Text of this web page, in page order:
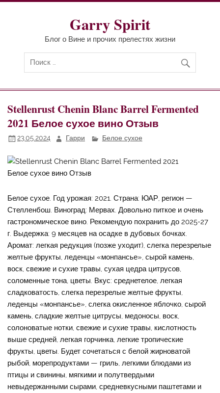
Перейти
Garry Spirit
Блог о Вине и прочих прелестях жизни
Stellenrust Chenin Blanc Barrel Fermented
2021 Белое сухое вино Отзыв
23.05.2024 Гарри Белое сухое
Белое сухое. Год урожая: 2021. Страна: ЮАР, регион —
Стелленбош. Виноград: Мервах. Довольно питкое и очень
гастрономическое вино. Рекомендую похранить до 2025-27
г. Выдержка: 9 месяцев на осадке в дубовых бочках.
Аромат: легкая редукция (позже уходит), слегка перезрелые
желтые фрукты, леденцы «монпансье», сырой камень,
воск, свежие и сухие травы, сухая цедра цитрусов,
соломенные тона, цветы. Вкус: среднетелое, легкая
сладковатость, слегка перезрелые желтые фрукты,
леденцы «монпансье», слегка окисленное яблочко, сырой
камень, сладкие желтые цитрусы, медоносы, воск,
солоноватые нотки, свежие и сухие травы, кислотность
выше средней, легкая горчинка, легкие тропические
фрукты, цветы. Будет сочетаться с белой жирноватой
рыбой, морепродуктами — гриль, легкими блюдами из
птицы и свинины, мягкими и полутвердыми
невыдержанными сырами, средневкусными паштетами и